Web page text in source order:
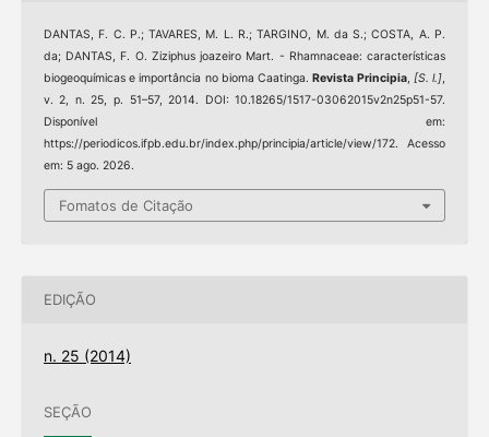
DANTAS, F. C. P.; TAVARES, M. L. R.; TARGINO, M. da S.; COSTA, A. P.
da; DANTAS, F. O. Ziziphus joazeiro Mart. - Rhamnaceae: características
biogeoquímicas e importância no bioma Caatinga.Revista Principia, [S. l.],
v. 2, n. 25, p. 51–57, 2014. DOI: 10.18265/1517-03062015v2n25p51-57.
Disponível em:
https://periodicos.ifpb.edu.br/index.php/principia/article/view/172. Acesso
em: 5 ago. 2026.
Fomatos de Citação
EDIÇÃO
n. 25 (2014)
SEÇÃO